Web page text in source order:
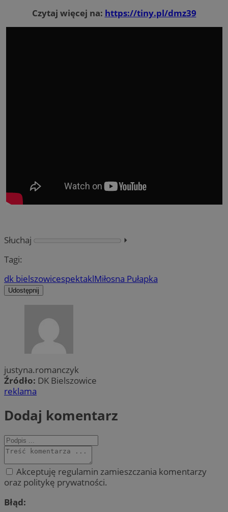
Czytaj więcej na: https://tiny.pl/dmz39
Słuchaj
⏵︎
Tagi:
dk bielszowicespektaklMiłosna Pułapka
Udostępnij
justyna.romanczyk
Źródło: DK Bielszowice
reklama
Dodaj komentarz
Akceptuję regulamin zamieszczania komentarzy
oraz politykę prywatności.
Błąd: